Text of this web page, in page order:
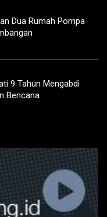
Dua Rumah Pompa
9 Tahun Mengabdi
Bencana